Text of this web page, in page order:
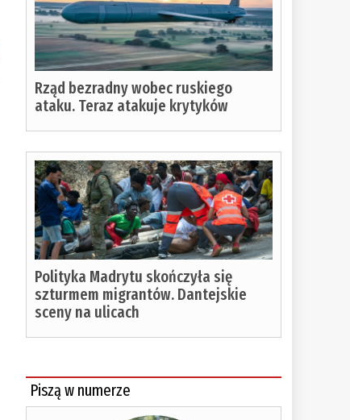
Rząd bezradny wobec ruskiego
ataku. Teraz atakuje krytyków
Polityka Madrytu skończyła się
szturmem migrantów. Dantejskie
sceny na ulicach
Piszą w numerze